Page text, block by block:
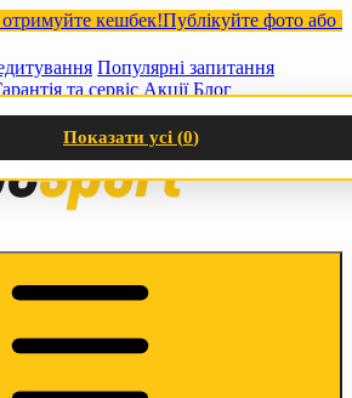
кешбек!Публікуйте фото або
Популярні запитання
та сервіс Акції Блог
Показати усі (0)